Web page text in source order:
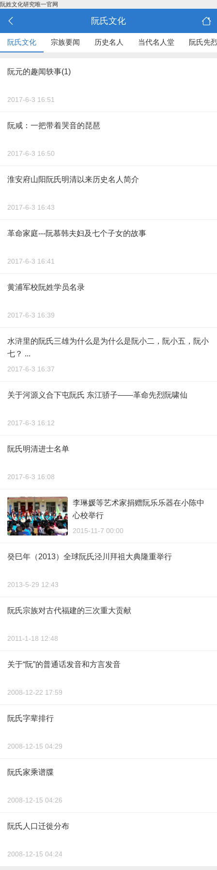
阮姓文化研究唯一官网
阮氏文化
阮氏文化 宗族要闻 历史名人 当代名人堂 阮氏先
阮元的趣闻轶事(1)
2017-6-3 16:51
阮咸：一把带着哭音的琵琶
2017-6-3 16:50
淮安府山阳阮氏明清以来历史名人简介
2017-6-3 16:43
革命家庭---阮慕韩夫妇及七个子女的故事
2017-6-3 16:41
黄浦军校阮姓学员名录
2017-6-3 16:39
水浒里的阮氏三雄为什么是为什么是阮小二，阮小五，阮小
七？ ...
2017-6-3 16:37
关于河源义合下屯阮氏 东江骄子——革命先烈阮啸仙
2017-6-3 16:12
阮氏明清进士名单
2017-6-3 16:08
李琳媛等艺术家捐赠阮乐乐器在小陈中
心校举行
2015-11-7 00:00
癸巳年（2013）全球阮氏泾川拜祖大典隆重举行
2013-5-29 12:43
阮氏宗族对古代福建的三次重大贡献
2011-1-18 12:48
关于“阮”的普通话发音和方言发音
2008-12-22 17:59
阮氏字辈排行
2008-12-15 04:29
阮氏家乘谱牒
2008-12-15 04:26
阮氏人口迁徙分布
2008-12-15 04:24